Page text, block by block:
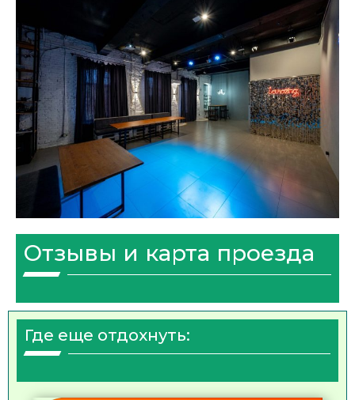
Отзывы и карта проезда
Где еще отдохнуть: